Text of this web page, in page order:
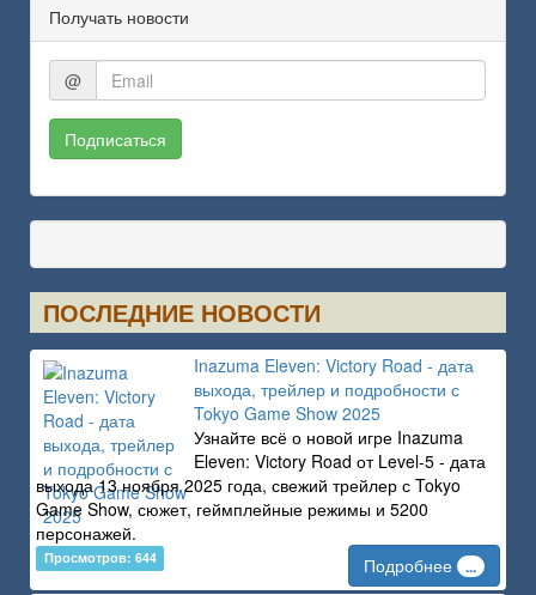
Получать новости
@
Подписаться
ПОСЛЕДНИЕ НОВОСТИ
Inazuma Eleven: Victory Road - дата
выхода, трейлер и подробности с
Tokyo Game Show 2025
Узнайте всё о новой игре Inazuma
Eleven: Victory Road от Level-5 - дата
выхода 13 ноября 2025 года, свежий трейлер с Tokyo
Game Show, сюжет, геймплейные режимы и 5200
персонажей.
Просмотров: 644 Подробнее ...